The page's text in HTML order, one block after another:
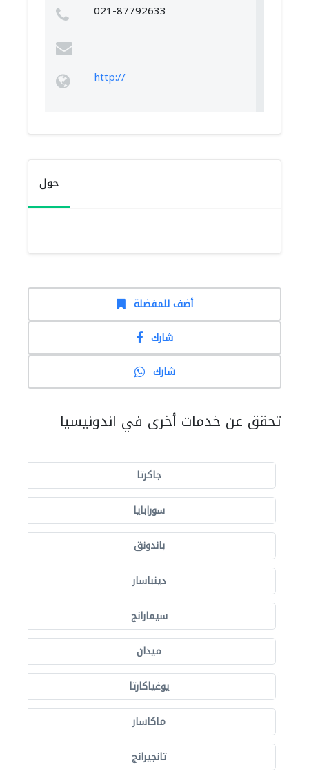
021-87792633
http://
حول
أضف للمفضلة
شارك
شارك
تحقق عن خدمات أخرى في اندونيسيا
جاكرتا
سورابايا
باندونق
دينباسار
سيمارانج
ميدان
يوغياكارتا
ماكاسار
تانجيرانج